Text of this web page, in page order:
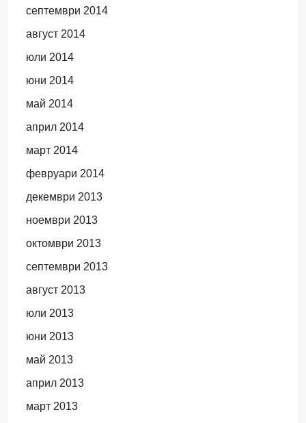
септември 2014
август 2014
юли 2014
юни 2014
май 2014
април 2014
март 2014
февруари 2014
декември 2013
ноември 2013
октомври 2013
септември 2013
август 2013
юли 2013
юни 2013
май 2013
април 2013
март 2013